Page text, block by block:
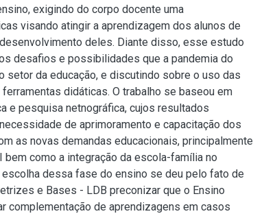
exigindo do corpo docente uma
visando atingir a aprendizagem dos alunos de
deles. Diante disso, esse estudo
desafios e possibilidades que a pandemia do
setor da educação, e discutindo sobre o uso das
didáticas. O trabalho se baseou em
e pesquisa netnográfica, cujos resultados
de aprimoramento e capacitação dos
as novas demandas educacionais, principalmente
bem como a integração da escola-família no
escolha dessa fase do ensino se deu pelo fato de
e Bases - LDB preconizar que o Ensino
complementação de aprendizagens em casos